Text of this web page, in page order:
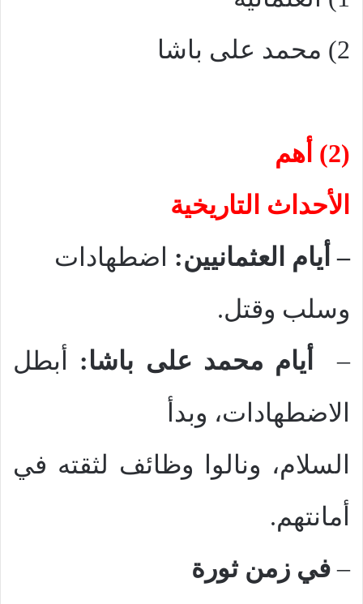
2) محمد على باشا
(2) أهم
الأحداث التاريخية
–أيام العثمانيين: اضطهادات
وسلب وقتل.
–
أيام محمد على باشا: أبطل
الاضطهادات، وبدأ
السلام، ونالوا وظائف لثقته في
أمانتهم.
–في زمن ثورة